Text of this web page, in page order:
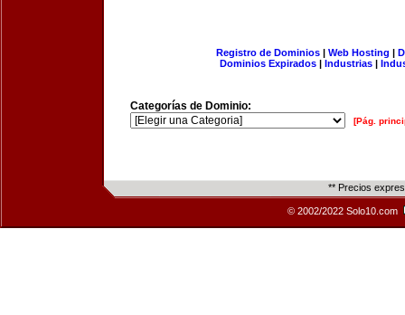
Registro de Dominios| Web Hosting |
Dominios Expirados | Industrias |
Categorías de Dominio:
[Pág.
** Precios
© 2002/2022 Solo10.com